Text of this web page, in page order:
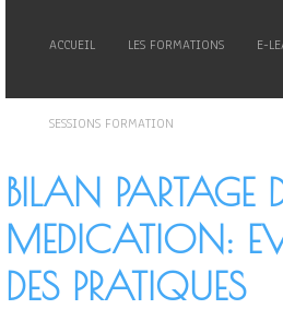
ACCUEIL LES FORMATIONS E-
SESSIONS FORMATION
BILAN PARTAGE
MEDICATION:
DES PRATIQUES